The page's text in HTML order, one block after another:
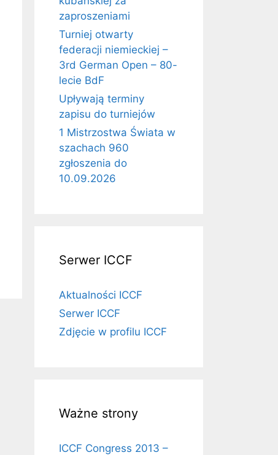
zaproszeniami
Turniej otwarty
federacji niemieckiej –
3rd German Open – 80-
lecie BdF
Upływają terminy
zapisu do turniejów
1 Mistrzostwa Świata w
szachach 960
zgłoszenia do
10.09.2026
Serwer ICCF
Aktualności ICCF
Serwer ICCF
Zdjęcie w profilu ICCF
Ważne strony
ICCF Congress 2013 –